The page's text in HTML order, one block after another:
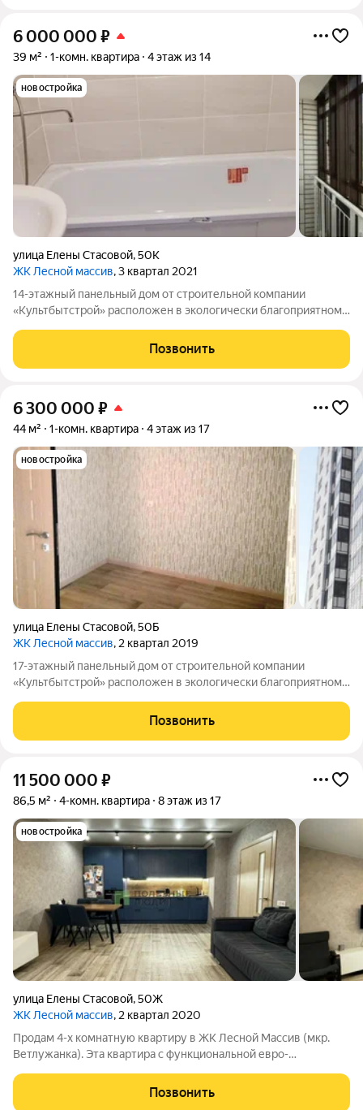
6 000 000 ₽
39 м² 1-комн. квартира 4 этаж из 14
новостройка
улица Елены Стасовой,50К
ЖК Лесной массив, 3 квартал 2021
14-этажный панельный дом от строительной компании
«Культбытстрой» расположен в экологически благоприятном
чистовая отделка от застройщика. В нее входят: современные
стеклопакеты, остекление
Позвонить
6 300 000 ₽
44 м² 1-комн. квартира 4 этаж из 17
новостройка
улица Елены Стасовой,50Б
ЖК Лесной массив, 2 квартал 2019
17-этажный панельный дом от строительной компании
«Культбытстрой» расположен в экологически благоприятном
чистовая отделка от застройщика. В нее входят: современные
стеклопакеты, остекление
Позвонить
11 500 000 ₽
86,5 м² 4-комн. квартира 8 этаж из 17
новостройка
улица Елены Стасовой,50Ж
ЖК Лесной массив, 2 квартал 2020
Продам 4-х комнатную квартиру в ЖК Лесной Массив (мкр.
Ветлужанка). Эта квартира с функциональной евро-
кухня-гостиная правильной квадратной формы с выходом на
балкон, две детские комнаты, а
Позвонить